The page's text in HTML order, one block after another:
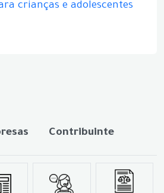
crianças e adolescentes
Contribuinte